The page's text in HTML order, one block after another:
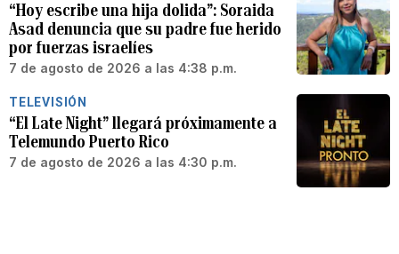
“Hoy escribe una hija dolida”: Soraida
Asad denuncia que su padre fue herido
por fuerzas israelíes
7 de agosto de 2026 a las 4:38 p.m.
TELEVISIÓN
“El Late Night” llegará próximamente a
Telemundo Puerto Rico
7 de agosto de 2026 a las 4:30 p.m.